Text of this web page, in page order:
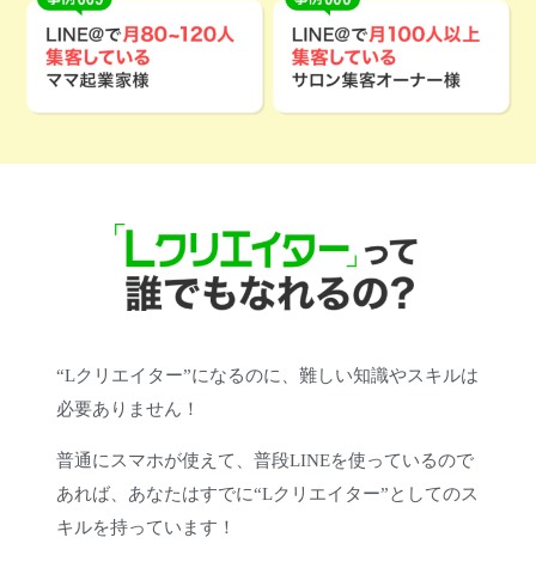
“Lクリエイター”になるのに、難しい知識やスキルは
必要ありません！
普通にスマホが使えて、普段LINEを使っているので
あれば、あなたはすでに“Lクリエイター”としてのス
キルを持っています！